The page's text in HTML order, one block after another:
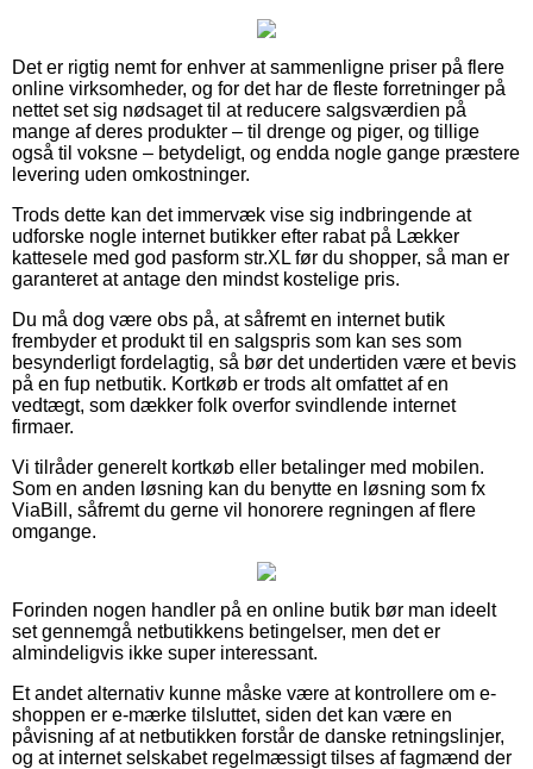
Det er rigtig nemt for enhver at sammenligne priser på flere
online virksomheder, og for det har de fleste forretninger på
nettet set sig nødsaget til at reducere salgsværdien på
mange af deres produkter – til drenge og piger, og tillige
også til voksne – betydeligt, og endda nogle gange præstere
levering uden omkostninger.
Trods dette kan det immervæk vise sig indbringende at
udforske nogle internet butikker efter rabat på Lækker
kattesele med god pasform str.XL før du shopper, så man er
garanteret at antage den mindst kostelige pris.
Du må dog være obs på, at såfremt en internet butik
frembyder et produkt til en salgspris som kan ses som
besynderligt fordelagtig, så bør det undertiden være et bevis
på en fup netbutik. Kortkøb er trods alt omfattet af en
vedtægt, som dækker folk overfor svindlende internet
firmaer.
Vi tilråder generelt kortkøb eller betalinger med mobilen.
Som en anden løsning kan du benytte en løsning som fx
ViaBill, såfremt du gerne vil honorere regningen af flere
omgange.
Forinden nogen handler på en online butik bør man ideelt
set gennemgå netbutikkens betingelser, men det er
almindeligvis ikke super interessant.
Et andet alternativ kunne måske være at kontrollere om e-
shoppen er e-mærke tilsluttet, siden det kan være en
påvisning af at netbutikken forstår de danske retningslinjer,
og at internet selskabet regelmæssigt tilses af fagmænd der